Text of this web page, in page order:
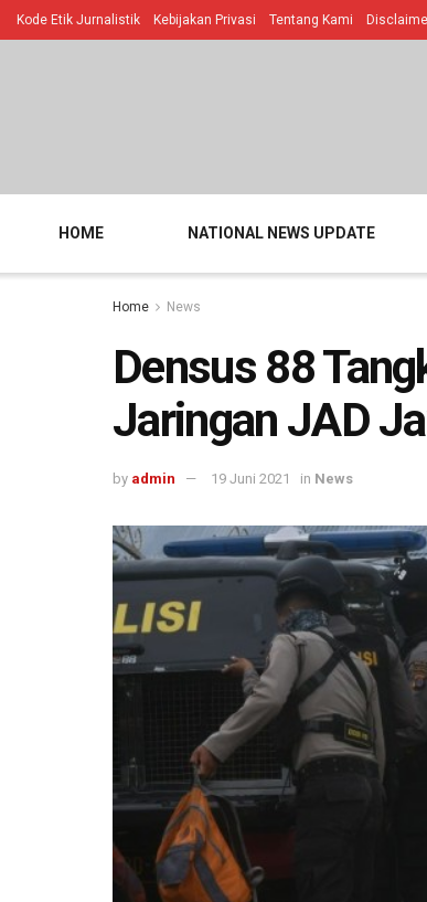
Kode Etik Jurnalistik Kebijakan Privasi Tentang Kami
HOME NATIONAL NEWS UPDATE
Home News
Densus 88
Jaringan JAD
by admin 19 Juni 2021 in News